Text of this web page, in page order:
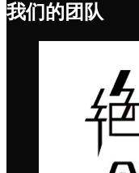
我们的团队